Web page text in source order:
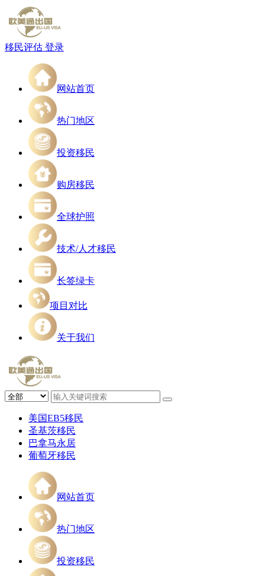
移民评估 登录
网站首页
热门地区
投资移民
购房移民
全球护照
技术/人才移民
长签绿卡
项目对比
关于我们
美国EB5移民
圣基茨移民
巴拿马永居
葡萄牙移民
网站首页
热门地区
投资移民